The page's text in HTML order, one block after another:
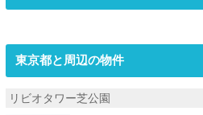
東京都と周辺の物件
リビオタワー芝公園